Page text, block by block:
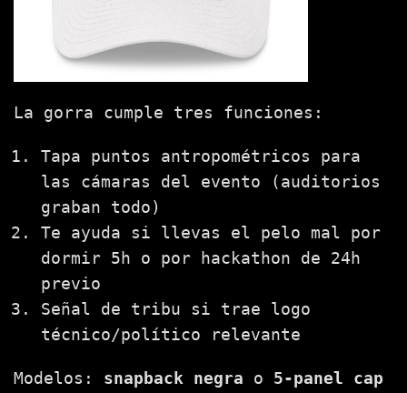
La gorra cumple tres funciones:
Tapa puntos antropométricos para
las cámaras del evento (auditorios
graban todo)
Te ayuda si llevas el pelo mal por
dormir 5h o por hackathon de 24h
previo
Señal de tribu si trae logo
técnico/político relevante
Modelos: snapback negra o 5-panel cap